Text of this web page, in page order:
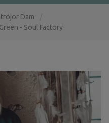
Dam
- Soul Factory